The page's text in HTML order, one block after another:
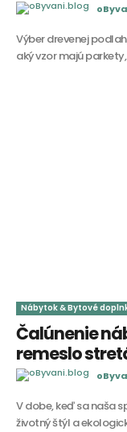
Výber drevenej
aký vzor majú
Nábytok & Bytové
Čalúnenie
remeslo
V dobe, keď sa naša
životný štýl a